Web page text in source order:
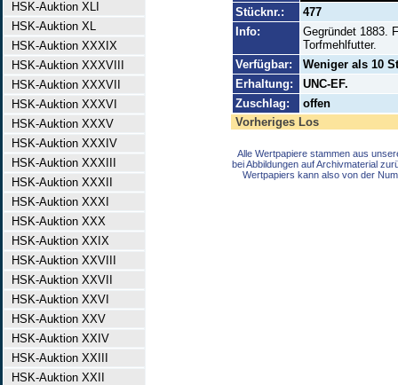
HSK-Auktion XLI
HSK-Auktion XL
HSK-Auktion XXXIX
HSK-Auktion XXXVIII
HSK-Auktion XXXVII
HSK-Auktion XXXVI
HSK-Auktion XXXV
HSK-Auktion XXXIV
HSK-Auktion XXXIII
HSK-Auktion XXXII
HSK-Auktion XXXI
HSK-Auktion XXX
HSK-Auktion XXIX
HSK-Auktion XXVIII
HSK-Auktion XXVII
HSK-Auktion XXVI
HSK-Auktion XXV
HSK-Auktion XXIV
HSK-Auktion XXIII
HSK-Auktion XXII
Stücknr.:
477
Info:
Gegründet 1883.
Torfmehlfutter.
Verfügbar:
Weniger als 10
Erhaltung:
UNC-EF.
Zuschlag:
offen
Vorheriges Los
Alle Wertpapiere stammen aus
bei Abbildungen auf Archivmaterial
Wertpapiers kann also von der